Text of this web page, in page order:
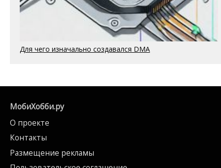
Для чего изначально создавался DMA
МобиХобби.ру
О проекте
Контакты
Размещение рекламы